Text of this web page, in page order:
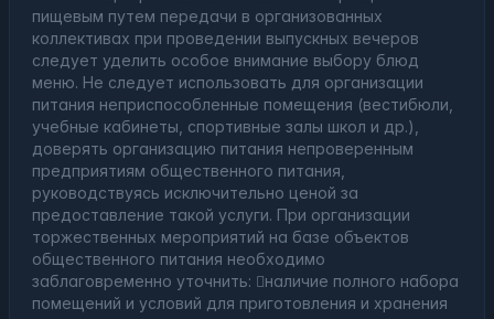
пищевым путем передачи в организованных
коллективах при проведении выпускных вечеров
следует уделить особое внимание выбору блюд
меню. Не следует использовать для организации
питания неприспособленные помещения (вестибюли,
учебные кабинеты, спортивные залы школ и др.),
доверять организацию питания непроверенным
предприятиям общественного питания,
руководствуясь исключительно ценой за
предоставление такой услуги. При организации
торжественных мероприятий на базе объектов
общественного питания необходимо
заблаговременно уточнить: наличие полного набора
помещений и условий для приготовления и хранения